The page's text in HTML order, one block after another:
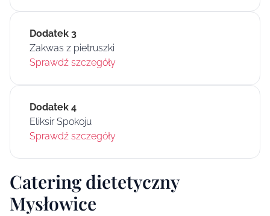
Dodatek 3
Zakwas z pietruszki
Sprawdź szczegóły
Dodatek 4
Eliksir Spokoju
Sprawdź szczegóły
Catering dietetyczny
Mysłowice